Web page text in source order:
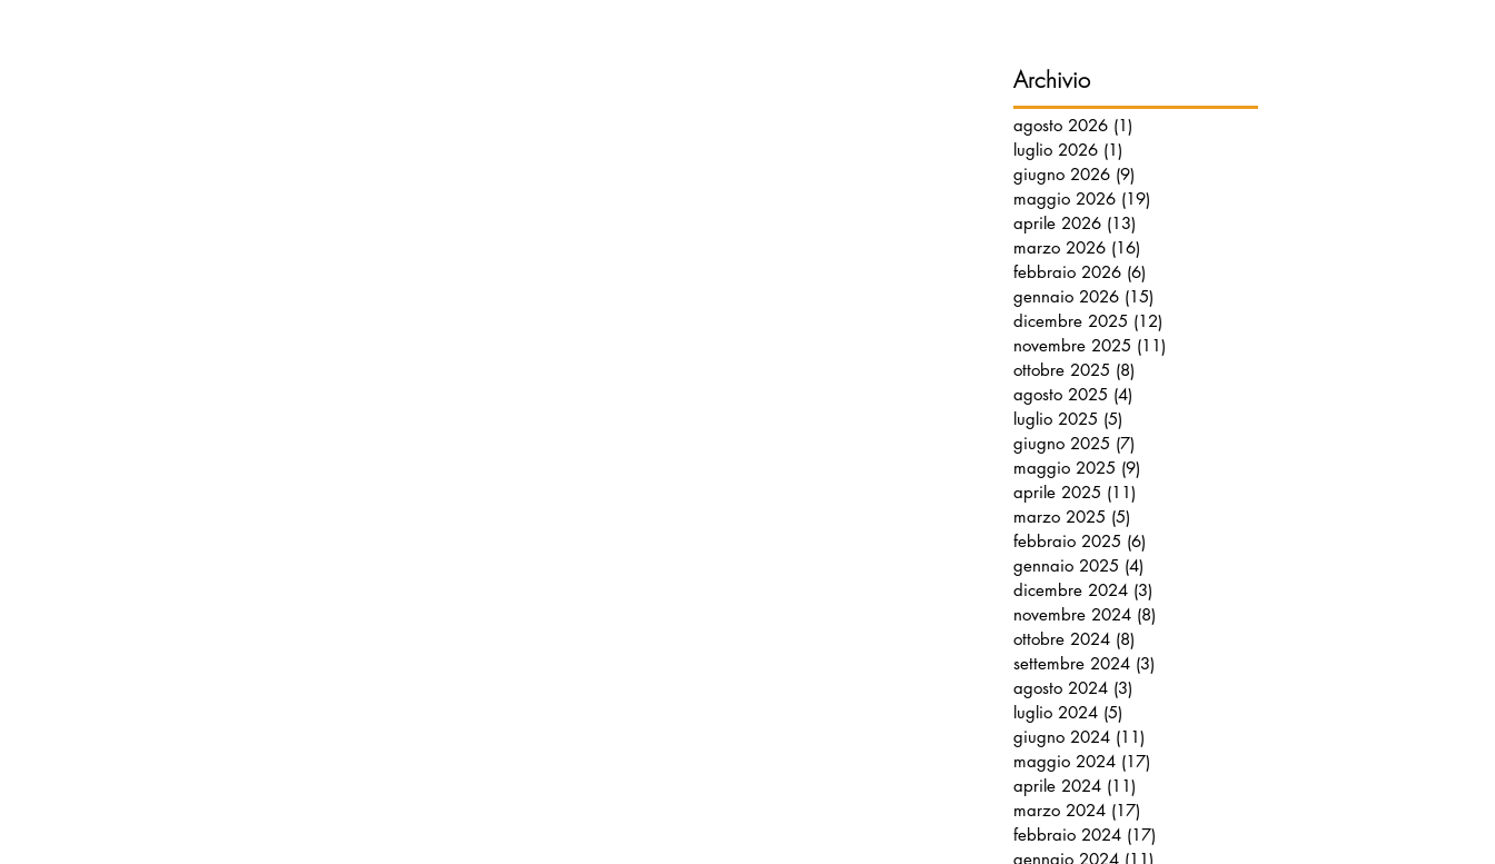
Archivio
agosto 2026 (1)
luglio 2026 (1)
giugno 2026 (9)
maggio 2026 (19)
aprile 2026 (13)
marzo 2026 (16)
febbraio 2026 (6)
gennaio 2026 (15)
dicembre 2025 (12)
novembre 2025 (11)
ottobre 2025 (8)
agosto 2025 (4)
luglio 2025 (5)
giugno 2025 (7)
maggio 2025 (9)
aprile 2025 (11)
marzo 2025 (5)
febbraio 2025 (6)
gennaio 2025 (4)
dicembre 2024 (3)
novembre 2024 (8)
ottobre 2024 (8)
settembre 2024 (3)
agosto 2024 (3)
luglio 2024 (5)
giugno 2024 (11)
maggio 2024 (17)
aprile 2024 (11)
marzo 2024 (17)
febbraio 2024 (17)
gennaio 2024 (11)